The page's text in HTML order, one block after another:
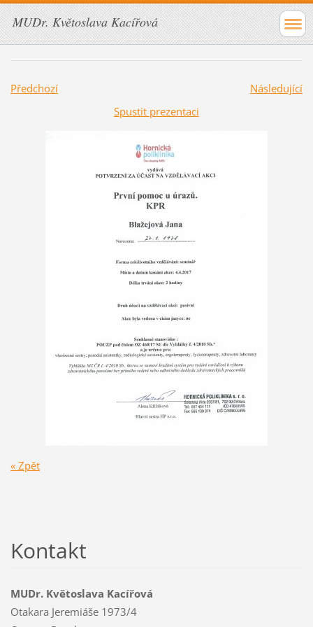
MUDr. Květoslava Kacířová
Předchozí
Následující
Spustit prezentaci
« Zpět
Kontakt
MUDr. Květoslava Kacířová
Otakara Jeremiáše 1973/4